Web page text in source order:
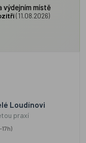
výdejním místě
(11.08.2026)
Loudínovi
praxí
17h)